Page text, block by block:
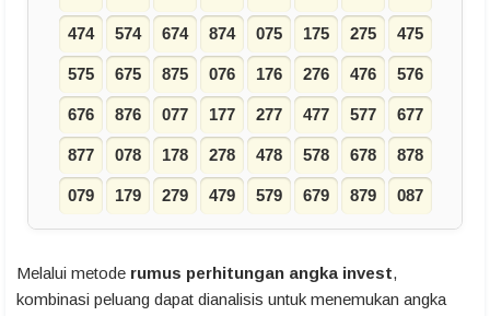
474 574 674 874 075 175 275 475
575 675 875 076 176 276 476 576
676 876 077 177 277 477 577 677
877 078 178 278 478 578 678 878
079 179 279 479 579 679 879 087
Melalui metode rumus perhitungan angka invest,
kombinasi peluang dapat dianalisis untuk menemukan angka